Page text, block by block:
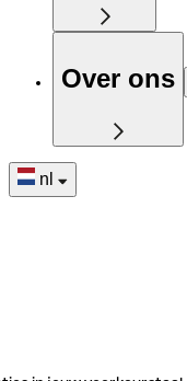
Over ons
nl